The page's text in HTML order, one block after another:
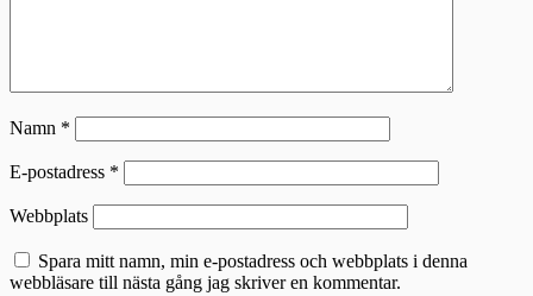
Namn *
E-postadress *
Webbplats
Spara mitt namn, min e-postadress och webbplats i denna
webbläsare till nästa gång jag skriver en kommentar.